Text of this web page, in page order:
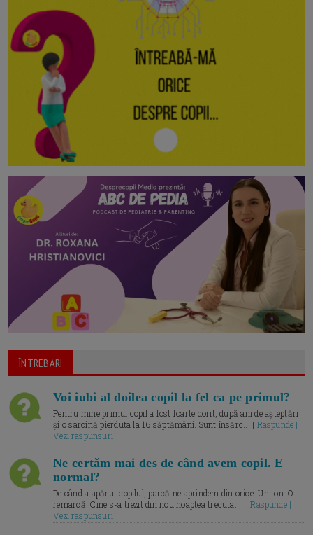
ÎNTREBARI
Voi iubi al doilea copil la fel ca pe primul?
Pentru mine primul copil a fost foarte dorit, după ani de așteptări
și o sarcină pierduta la 16 săptămâni. Sunt însărc... | Raspunde |
Vezi raspunsuri
Ne certăm mai des de când avem copil. E
normal?
De când a apărut copilul, parcă ne aprindem din orice. Un ton. O
remarcă. Cine s-a trezit din nou noaptea trecuta.... |Raspunde |
Vezi raspunsuri